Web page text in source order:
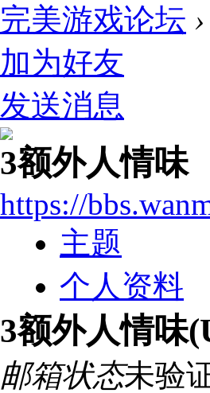
完美游戏论坛 ›
加为好友
发送消息
3额外人情味
https://
主题
个人资料
3额外人情味
邮箱状态未验